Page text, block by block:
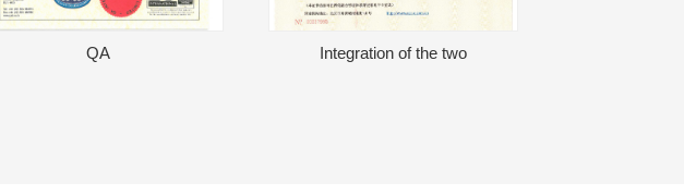
QA Integration of the two